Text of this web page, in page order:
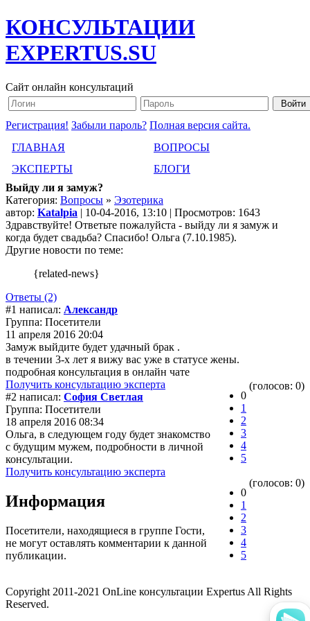
КОНСУЛЬТАЦИИ
EXPERTUS.SU
Сайт онлайн консультаций
Регистрация! Забыли пароль? Полная версия сайта.
ГЛАВНАЯ
ВОПРОСЫ
ЭКСПЕРТЫ
БЛОГИ
Выйду ли я замуж?
Категория: Вопросы » Эзотерика
автор: Katalpia | 10-04-2016, 13:10 | Просмотров: 1643
Здравствуйте! Ответьте пожалуйста - выйду ли я замуж и
когда будет свадьба? Спасибо! Ольга (7.10.1985).
Другие новости по теме:
{related-news}
Ответы (2)
#1 написал: Александр
Группа: Посетители
11 апреля 2016 20:04
Замуж выйдите будет удачный брак .
в течении 3-х лет я вижу вас уже в статусе жены.
подробная консультация в онлайн чате
Получить консультацию эксперта
0
1
2
3
4
5
(голосов: 0)
#2 написал: София Светлая
Группа: Посетители
18 апреля 2016 08:34
Ольга, в следующем году будет знакомство
с будущим мужем, подробности в личной
консультации.
Получить консультацию эксперта
0
1
2
3
4
5
(голосов: 0)
Информация
Посетители, находящиеся в группе Гости,
не могут оставлять комментарии к данной
публикации.
Copyright 2011-2021 OnLine консультации Expertus All Rights
Reserved.